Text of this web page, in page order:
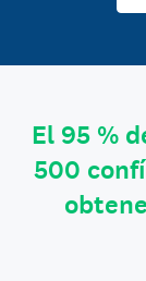
El 95 %
500